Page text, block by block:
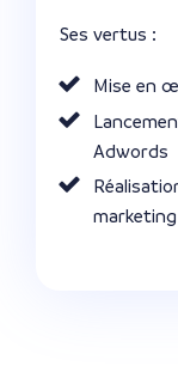
Ses vertus :
Mise en
Adwords